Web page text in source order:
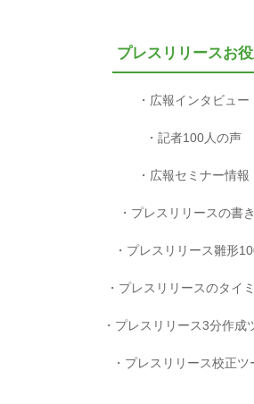
プレスリリースお
広報インタビュー
記者100人の声
広報セミナー情報
プレスリリースの書
プレスリリース雛形
プレスリリースのタイ
プレスリリース3分作成
プレスリリース校正ツ